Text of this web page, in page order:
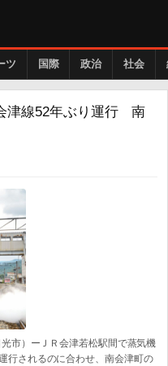
ツ 国際 政治 社会
津線52年ぶり運行 南
市）ーＪＲ会津若松駅間で蒸気機
行されるのに合わせ、南会津町の